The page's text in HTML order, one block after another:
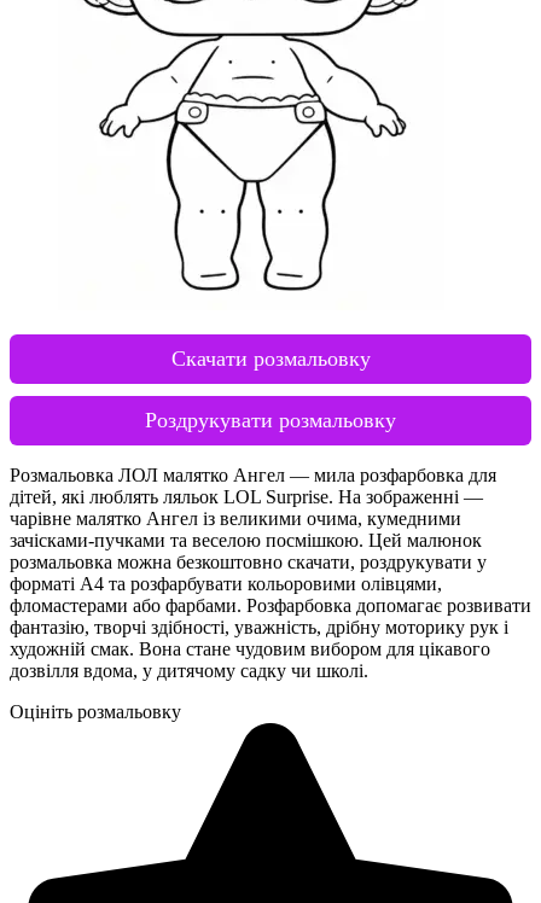
Скачати розмальовку
Роздрукувати розмальовку
Розмальовка ЛОЛ малятко Ангел — мила розфарбовка для
дітей, які люблять ляльок LOL Surprise. На зображенні —
чарівне малятко Ангел із великими очима, кумедними
зачісками-пучками та веселою посмішкою. Цей малюнок
розмальовка можна безкоштовно скачати, роздрукувати у
форматі А4 та розфарбувати кольоровими олівцями,
фломастерами або фарбами. Розфарбовка допомагає розвивати
фантазію, творчі здібності, уважність, дрібну моторику рук і
художній смак. Вона стане чудовим вибором для цікавого
дозвілля вдома, у дитячому садку чи школі.
Оцініть розмальовку